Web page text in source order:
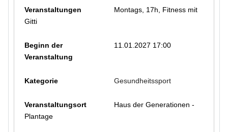
Montags, 17h, Fitness mit
Gitti
11.01.2027 17:00
Gesundheitssport
Haus der Generationen -
Plantage